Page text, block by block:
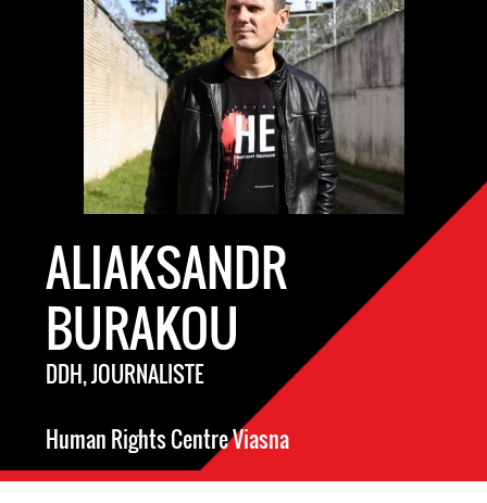
ALIAKSANDR
BURAKOU
DDH, JOURNALISTE
Human Rights Centre Viasna